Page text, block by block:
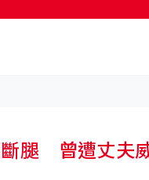
腿 曾遭丈夫